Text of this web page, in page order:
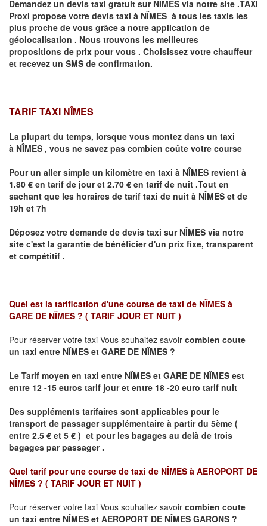
Demandez un devis taxi gratuit sur NÎMES via notre site .TAXI
Proxi propose votre devis taxi à NÎMES à tous les taxis les
plus proche de vous grâce a notre application de
géolocalisation . Nous trouvons les meilleures
propositions de prix pour vous . Choisissez votre chauffeur
et recevez un SMS de confirmation.
TARIF TAXI NÎMES
La plupart du temps, lorsque vous montez dans un taxi
à NÎMES , vous ne savez pas combien coûte votre course
Pour un aller simple un kilomètre en taxi à NÎMES revient à
1.80 € en tarif de jour et 2.70 € en tarif de nuit .Tout en
sachant que les horaires de tarif taxi de nuit à NÎMES et de
19h et 7h
Déposez votre demande de devis taxi sur NÎMES via notre
site c'est la garantie de bénéficier d'un prix fixe, transparent
et compétitif .
Quel est la tarification d'une course de taxi de NÎMES à
GARE DE NÎMES ? ( TARIF JOUR ET NUIT )
Pour réserver votre taxi Vous souhaitez savoir combien coute
un taxi entre NÎMES et GARE DE NÎMES ?
Le Tarif moyen en taxi entre NÎMES et GARE DE NÎMES est
entre 12 -15 euros tarif jour et entre 18 -20 euro tarif nuit
Des suppléments tarifaires sont applicables pour le
transport de passager supplémentaire à partir du 5ème (
entre 2.5 € et 5 € ) et pour les bagages au delà de trois
bagages par passager .
Quel tarif pour une course de taxi de NÎMES à AEROPORT DE
NÎMES ? ( TARIF JOUR ET NUIT )
Pour réserver votre taxi Vous souhaitez savoir combien coute
un taxi entre NÎMES et AEROPORT DE NÎMES GARONS ?